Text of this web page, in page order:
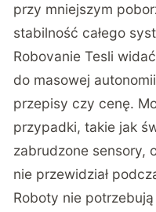
przy mniejszym
stabilność całego
Robovanie Tesli
do masowej
przepisy czy cenę.
przypadki, takie jak
zabrudzone sensory,
nie przewidział
Roboty nie